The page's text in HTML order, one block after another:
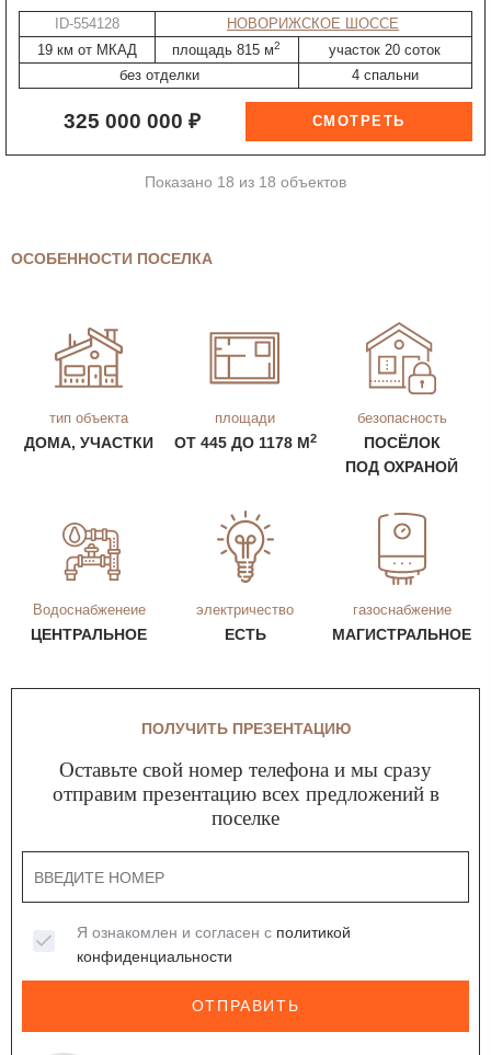
ID-554128
НОВОРИЖСКОЕ ШОССЕ
19 км от МКАД
площадь 815 м2
участок 20 соток
без отделки
4 спальни
325 000 000 ₽
Показано 18 из 18 объектов
ОСОБЕННОСТИ ПОСЕЛКА
тип объекта
ДОМА, УЧАСТКИ
площади
ОТ 445 ДО 1178 М2
безопасность
ПОСЁЛОК
ПОД ОХРАНОЙ
Водоснабженеие
ЦЕНТРАЛЬНОЕ
электричество
ЕСТЬ
газоснабжение
МАГИСТРАЛЬНОЕ
ПОЛУЧИТЬ ПРЕЗЕНТАЦИЮ
Оставьте свой номер телефона и мы сразу
отправим презентацию всех предложений в
поселке
Я ознакомлен и согласен с политикой
конфиденциальности
ОТПРАВИТЬ